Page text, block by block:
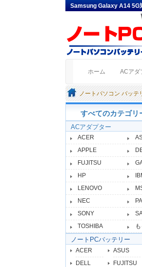
Samsung Galaxy A14 5G
ホーム (current)ACアダ
ノートパソコン バッテ
すべてのカテゴリ
ACアダプター
ACER
APPLE
FUJITSU
HP
LENOVO
NEC
SONY
TOSHIBA
ノートPCバッテリー
ACER ASUS
DELL
FUJITSU